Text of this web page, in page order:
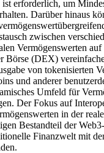
ist erforderlich, um
Darüber hinaus
zwischen
Vermögenswerten auf
Börse (DEX)
von tokenisierten
und anderer
Umfeld für
Der Fokus auf
in der
Bestandteil der
Finanzwelt mit